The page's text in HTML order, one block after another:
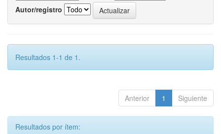
Autor/registro
Resultados 1-1 de 1.
Anterior 1 Siguiente
Resultados por ítem: